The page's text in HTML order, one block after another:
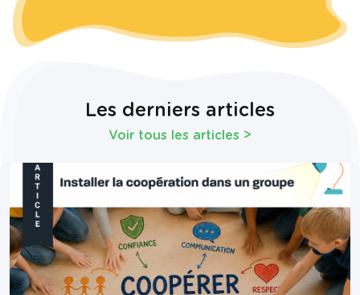
Les derniers articles
Voir tous les articles >